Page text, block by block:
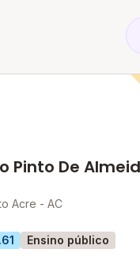
Pinto De
Acre - AC
Ensino público